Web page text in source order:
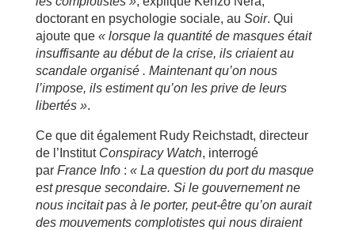
doctorant en psychologie sociale, au Soir. Qui
ajoute que « lorsque la quantité de masques était
insuffisante au début de la crise, ils criaient au
scandale organisé . Maintenant qu’on nous
l’impose, ils estiment qu’on les prive de leurs
libertés ».
Ce que dit également Rudy Reichstadt, directeur
de l’Institut Conspiracy Watch, interrogé
par France Info: « La question du port du masque
est presque secondaire. Si le gouvernement ne
nous incitait pas à le porter, peut-être qu’on aurait
des mouvements complotistes qui nous diraient